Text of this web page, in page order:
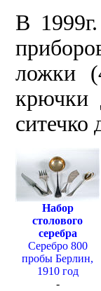
В
ложки
крючки
ситечко
Набор
столового
серебра
Серебро 800
пробы Берлин,
1910 год
-